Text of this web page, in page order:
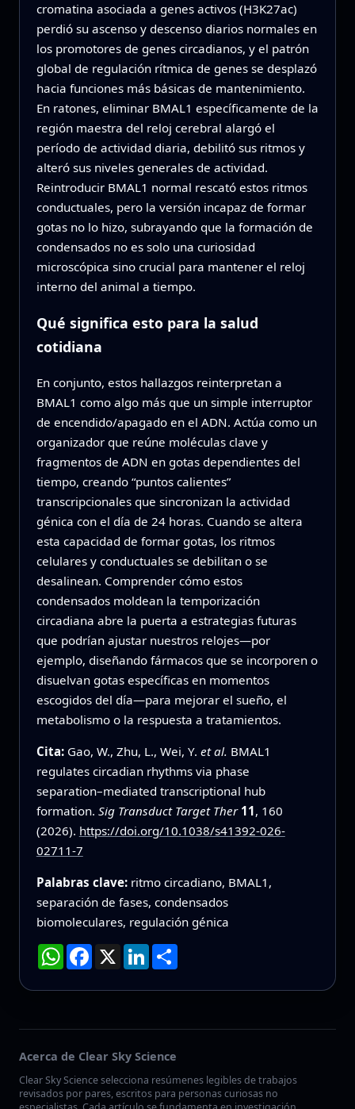
cromatina asociada a genes activos (H3K27ac)
perdió su ascenso y descenso diarios normales en
los promotores de genes circadianos, y el patrón
global de regulación rítmica de genes se desplazó
hacia funciones más básicas de mantenimiento.
En ratones, eliminar BMAL1 específicamente de la
región maestra del reloj cerebral alargó el
período de actividad diaria, debilitó sus ritmos y
alteró sus niveles generales de actividad.
Reintroducir BMAL1 normal rescató estos ritmos
conductuales, pero la versión incapaz de formar
gotas no lo hizo, subrayando que la formación de
condensados no es solo una curiosidad
microscópica sino crucial para mantener el reloj
interno del animal a tiempo.
Qué significa esto para la salud
cotidiana
En conjunto, estos hallazgos reinterpretan a
BMAL1 como algo más que un simple interruptor
de encendido/apagado en el ADN. Actúa como un
organizador que reúne moléculas clave y
fragmentos de ADN en gotas dependientes del
tiempo, creando “puntos calientes”
transcripcionales que sincronizan la actividad
génica con el día de 24 horas. Cuando se altera
esta capacidad de formar gotas, los ritmos
celulares y conductuales se debilitan o se
desalinean. Comprender cómo estos
condensados moldean la temporización
circadiana abre la puerta a estrategias futuras
que podrían ajustar nuestros relojes—por
ejemplo, diseñando fármacos que se incorporen o
disuelvan gotas específicas en momentos
escogidos del día—para mejorar el sueño, el
metabolismo o la respuesta a tratamientos.
Cita: Gao, W., Zhu, L., Wei, Y. et al. BMAL1
regulates circadian rhythms via phase
separation–mediated transcriptional hub
formation. Sig Transduct Target Ther 11, 160
(2026). https://doi.org/10.1038/s41392-026-
02711-7
Palabras clave: ritmo circadiano, BMAL1,
separación de fases, condensados
biomoleculares, regulación génica
WhatsApp
Facebook
X LinkedInCompartir
Acerca de Clear Sky Science
Clear Sky Science selecciona resúmenes legibles de trabajos
revisados por pares, escritos para personas curiosas no